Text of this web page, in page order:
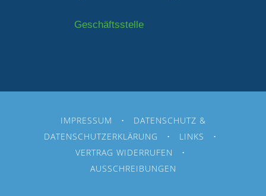
Geschäftsstelle
IMPRESSUM • DATENSCHUTZ &
DATENSCHUTZERKLÄRUNG • LINKS •
VERTRAG WIDERRUFEN •
AUSSCHREIBUNGEN